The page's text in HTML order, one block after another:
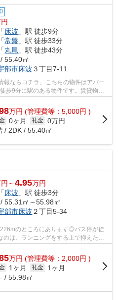
「床波 」駅 徒歩9分
「常盤 」駅 徒歩33分
「丸尾 」駅 徒歩43分
55.40㎡
部市床波 ３丁目7-11
報ならコチラ。こちらの物件はアパー
歩9分に駅のある物件です。賃貸物件
う...
万円 (管理費等：5,000円 )
0ヶ月 礼金 0万円
/ 2DK / 55.40㎡
～4.95万円
「 床波 」駅 徒歩3分
55.31㎡～55.98㎡
部市床波 ２丁目5-34
のところにあります◎バス停が徒
は、ランニングをする上で抑えたい
万円 (管理費等：2,000円 )
1ヶ月 礼金
1ヶ月
/ 55.98㎡